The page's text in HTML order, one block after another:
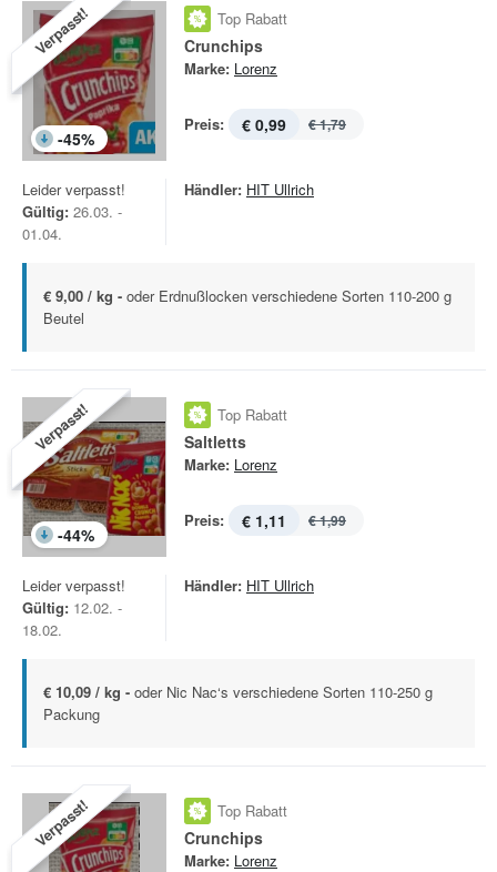
Verpasst!
-45%
Top Rabatt
Crunchips
Marke: Lorenz
Preis: € 0,99 € 1,79
Leider verpasst!
Gültig: 26.03. -
01.04.
Händler: HIT Ullrich
€ 9,00 / kg - oder Erdnußlocken verschiedene Sorten 110-200 g
Beutel
Verpasst!
-44%
Top Rabatt
Saltletts
Marke: Lorenz
Preis: € 1,11 € 1,99
Leider verpasst!
Gültig: 12.02. -
18.02.
Händler: HIT Ullrich
€ 10,09 / kg - oder Nic Nac‘s verschiedene Sorten 110-250 g
Packung
Verpasst! Top Rabatt
Crunchips
Marke: Lorenz